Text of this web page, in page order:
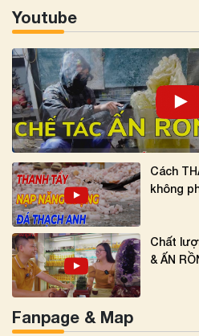
Youtube
Cách
không
Chất
& ẤN
Fanpage & Map